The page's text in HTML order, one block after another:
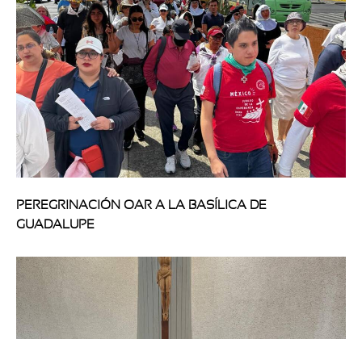
PEREGRINACIÓN OAR A LA BASÍLICA DE
GUADALUPE